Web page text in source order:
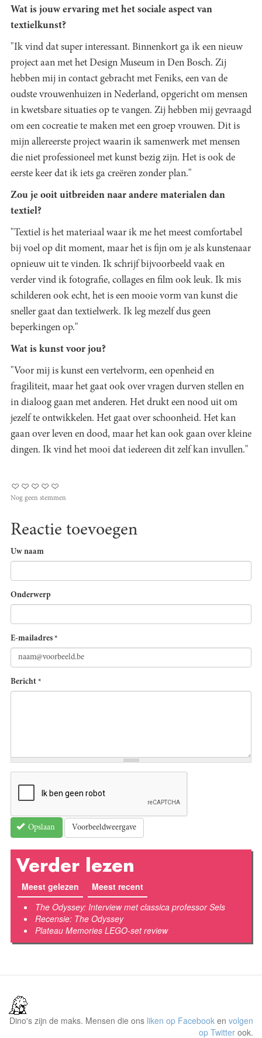
Wat is jouw ervaring met het sociale aspect van
textielkunst?
"Ik vind dat super interessant. Binnenkort ga ik een nieuw
project aan met het Design Museum in Den Bosch. Zij
hebben mij in contact gebracht met Feniks, een van de
oudste vrouwenhuizen in Nederland, opgericht om mensen
in kwetsbare situaties op te vangen. Zij hebben mij gevraagd
om een cocreatie te maken met een groep vrouwen. Dit is
mijn allereerste project waarin ik samenwerk met mensen
die niet professioneel met kunst bezig zijn. Het is ook de
eerste keer dat ik iets ga creëren zonder plan."
Zou je ooit uitbreiden naar andere materialen dan
textiel?
"Textiel is het materiaal waar ik me het meest comfortabel
bij voel op dit moment, maar het is fijn om je als kunstenaar
opnieuw uit te vinden. Ik schrijf bijvoorbeeld vaak en
verder vind ik fotografie, collages en film ook leuk. Ik mis
schilderen ook echt, het is een mooie vorm van kunst die
sneller gaat dan textielwerk. Ik leg mezelf dus geen
beperkingen op."
Wat is kunst voor jou?
"Voor mij is kunst een vertelvorm, een openheid en
fragiliteit, maar het gaat ook over vragen durven stellen en
in dialoog gaan met anderen. Het drukt een nood uit om
jezelf te ontwikkelen. Het gaat over schoonheid. Het kan
gaan over leven en dood, maar het kan ook gaan over kleine
dingen. Ik vind het mooi dat iedereen dit zelf kan invullen."
Nog geen stemmen
Reactie toevoegen
Uw naam
Onderwerp
E-mailadres *
Bericht *
Opslaan Voorbeeldweergave
Verder lezen
Meest gelezen Meest recent
The Odyssey: Interview met classica professor Sels
Recensie: The Odyssey
Plateau Memories LEGO-set review
Dino's zijn de maks. Mensen die ons liken op Facebook en volgen
op Twitter ook.